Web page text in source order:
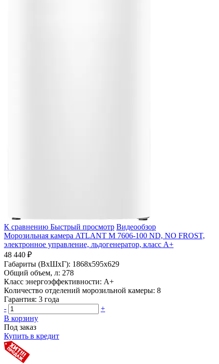
К сравнению Быстрый просмотр Видеообзор
Морозильная камера ATLANT М 7606-100 ND, NO FROST,
электронное управление, льдогенератор, класс A+
48 440 ₽
Габариты (ВхШхГ): 1868x595x629
Общий объем, л: 278
Класс энергоэффективности: A+
Количество отделений морозильной камеры: 8
Гарантия: 3 года
-
+
В корзину
Под заказ
Купить в кредит